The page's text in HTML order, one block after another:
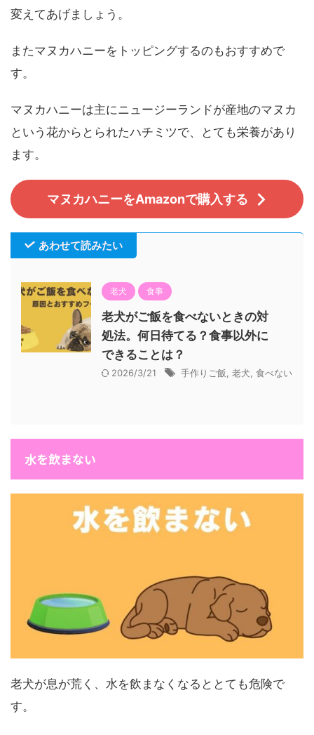
変えてあげましょう。
またマヌカハニーをトッピングするのもおすすめで
す。
マヌカハニーは主にニュージーランドが産地のマヌカ
という花からとられたハチミツで、とても栄養があり
ます。
マヌカハニーをAmazonで購入する
あわせて読みたい
老犬 食事
老犬がご飯を食べないときの対
処法。何日待てる？食事以外に
できることは？
2026/3/21 手作りご飯 老犬 食べない
水を飲まない
老犬が息が荒く、水を飲まなくなるととても危険で
す。